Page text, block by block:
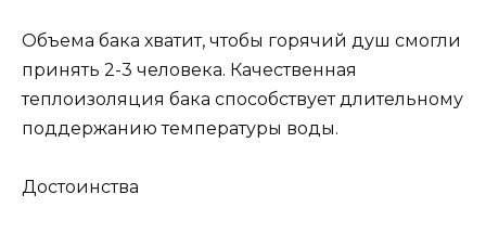
Объема бака хватит, чтобы горячий душ смогли
принять 2-3 человека. Качественная
теплоизоляция бака способствует длительному
поддержанию температуры воды.
Достоинства